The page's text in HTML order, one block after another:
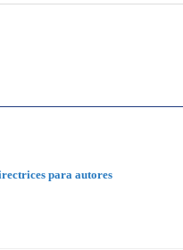
para autores